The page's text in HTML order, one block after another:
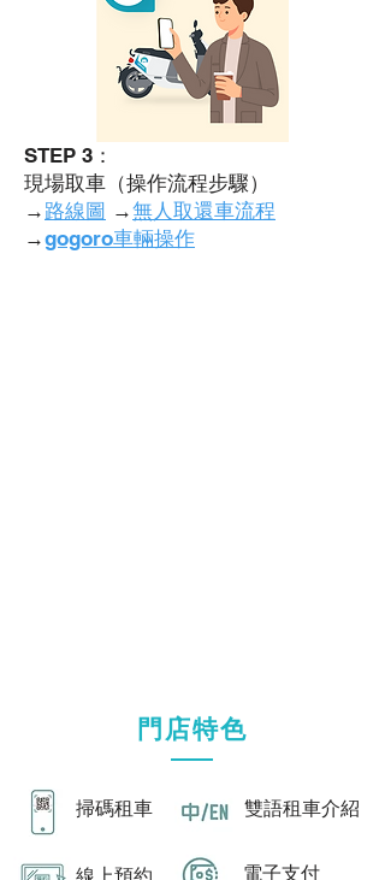
STEP 3：
現場取車（操作流程步驟）
→ 路線圖 →無人取還車流程
→gogoro車輛操作
門店特色
​掃碼租車 雙語租車介紹
電子支付